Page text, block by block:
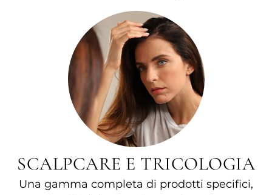
SCALPCARE E TRICOLOGIA
Una gamma completa di prodotti specifici,